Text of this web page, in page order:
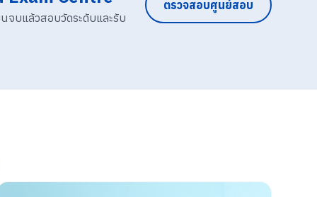
จบแล้วสอบวัดระดับและรับ
ตรวจสอบศูนย์สอบ